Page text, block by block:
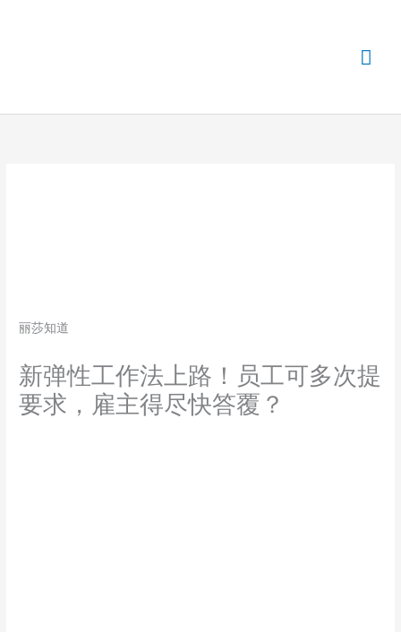
主
丽莎知道
新弹性工作法上路！员工可多次提
要求，雇主得尽快答覆？